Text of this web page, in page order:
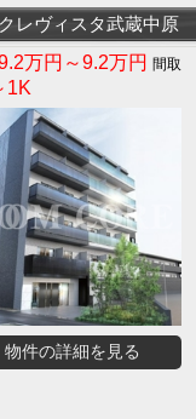
クレヴィスタ武蔵中原
万円～9.2万円
1K
物件の詳細を見る